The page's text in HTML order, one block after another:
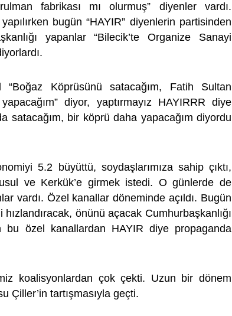
rulman fabrikası mı olurmuş” diyenler vardı.
bugün “HAYIR” diyenlerin partisinden
yapanlar “Bilecik’te Organize Sanayi
“Boğaz Köprüsünü satacağım, Fatih Sultan
diyor, yaptırmayız HAYIRRR diye
satacağım, bir köprü daha yapacağım diyordu
5.2 büyüttü, soydaşlarımıza sahip çıktı,
ve Kerkük’e girmek istedi. O günlerde de
vardı. Özel kanallar döneminde açıldı. Bugün
önünü açacak Cumhurbaşkanlığı
bu özel kanallardan HAYIR diye propaganda
koalisyonlardan çok çekti. Uzun bir dönem
Çiller’in tartışmasıyla geçti.